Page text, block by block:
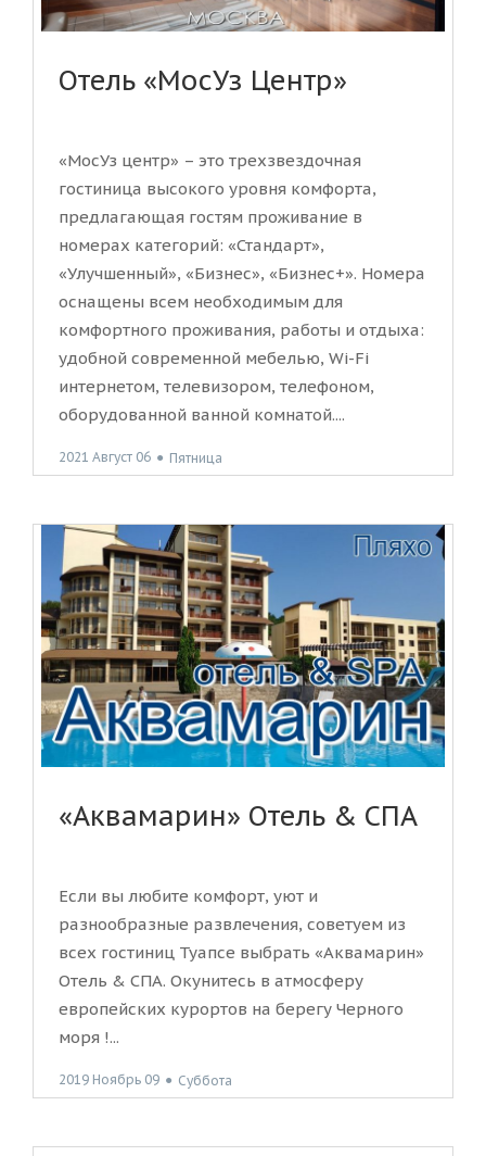
Отель «МосУз Центр»
«МосУз центр» – это трехзвездочная
гостиница высокого уровня комфорта,
предлагающая гостям проживание в
номерах категорий: «Стандарт»,
«Улучшенный», «Бизнес», «Бизнес+». Номера
оснащены всем необходимым для
комфортного проживания, работы и отдыха:
удобной современной мебелью, Wi-Fi
интернетом, телевизором, телефоном,
оборудованной ванной комнатой....
2021 Август 06 ● Пятница
«Аквамарин» Отель & СПА
Если вы любите комфорт, уют и
разнообразные развлечения, советуем из
всех гостиниц Туапсе выбрать «Аквамарин»
Отель & СПА. Окунитесь в атмосферу
европейских курортов на берегу Черного
моря !...
2019 Ноябрь 09 ● Суббота